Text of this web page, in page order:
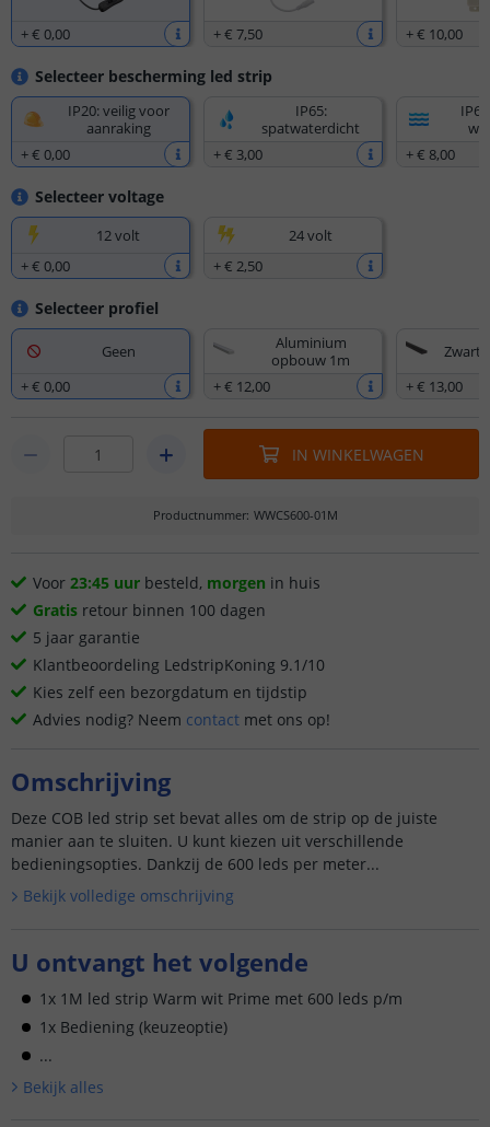
+€ 0,00 +€ 7,50 +€ 10,00
Selecteer bescherming led strip
IP20: veilig voor
aanraking
+€ 0,00
IP65:
spatwaterdicht
+€ 3,00
+€ 8,00
Selecteer voltage
12 volt
+€ 0,00
24 volt
+€ 2,50
Selecteer profiel
Geen
+€ 0,00
Aluminium
opbouw 1m
+€ 12,00
Zwart
+€ 13,00
IN WINKELWAGEN
Productnummer: WWCS600-01M
Voor 23:45 uur besteld, morgen in huis
Gratis retour binnen 100 dagen
5 jaar garantie
Klantbeoordeling LedstripKoning 9.1/10
Kies zelf een bezorgdatum en tijdstip
Advies nodig? Neem contact met ons op!
Omschrijving
Deze COB led strip set bevat alles om de strip op de juiste
manier aan te sluiten. U kunt kiezen uit verschillende
bedieningsopties. Dankzij de 600 leds per meter...
Bekijk volledige omschrijving
U ontvangt het volgende
1x 1M led strip Warm wit Prime met 600 leds p/m
1x Bediening (keuzeoptie)
...
Bekijk alles